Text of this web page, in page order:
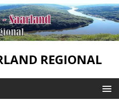
REGIONAL